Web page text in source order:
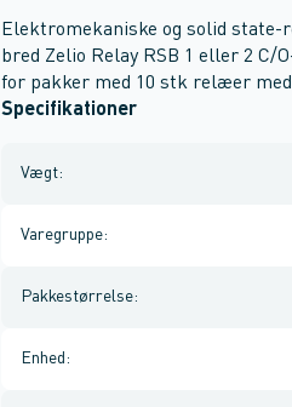
Elektromekaniske og solid state-
bred Zelio Relay RSB 1 eller 2
for pakker med 10 stk relæer
Specifikationer
Vægt:
Varegruppe:
Pakkestørrelse:
Enhed :